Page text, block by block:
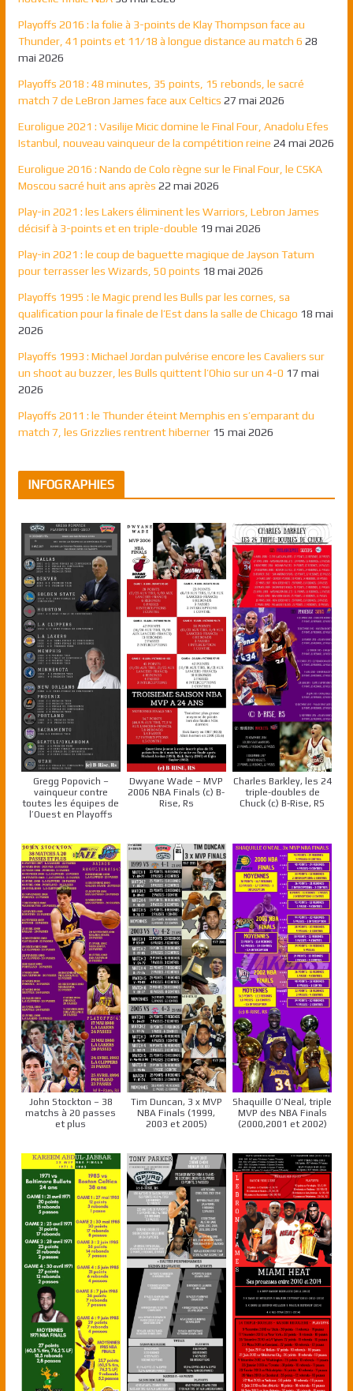
Playoffs 2016 : la folie à 3-points de Klay Thompson face au
Thunder, 41 points et 11/18 à longue distance au match 6 28
mai 2026
Playoffs 2018 : 48 minutes, 35 points, 15 rebonds, le sacré
match 7 de LeBron James face aux Celtics 27 mai 2026
Euroligue 2021 : Vasilije Micic domine le Final Four, Anadolu Efes
Istanbul, nouveau vainqueur de la compétition reine 24 mai 2026
Euroligue 2016 : Nando de Colo règne sur le Final Four, le CSKA
Moscou sacré huit ans après 22 mai 2026
Play-in 2021 : les Lakers éliminent les Warriors, Lebron James
décisif à 3-points et en triple-double 19 mai 2026
Play-in 2021 : le coup de baguette magique de Jayson Tatum
pour terrasser les Wizards, 50 points 18 mai 2026
Playoffs 1995 : le Magic prend les Bulls par les cornes, sa
qualification pour la finale de l’Est dans la salle de Chicago 18 mai
2026
Playoffs 1993 : Michael Jordan pulvérise encore les Cavaliers sur
un shoot au buzzer, les Bulls quittent l’Ohio sur un 4-0 17 mai
2026
Playoffs 2011 : le Thunder éteint Memphis en s’emparant du
match 7, les Grizzlies rentrent hiberner 15 mai 2026
INFOGRAPHIES
Gregg Popovich –
vainqueur contre
toutes les équipes de
l’Ouest en Playoffs
Dwyane Wade – MVP
2006 NBA Finals (c) B-
Rise, Rs
Charles Barkley, les 24
triple-doubles de
Chuck (c) B-Rise, RS
John Stockton – 38
matchs à 20 passes
et plus
Tim Duncan, 3 x MVP
NBA Finals (1999,
2003 et 2005)
Shaquille O’Neal, triple
MVP des NBA Finals
(2000,2001 et 2002)